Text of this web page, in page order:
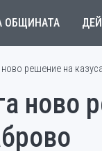
ОБЩИНАТА
решение на
ново